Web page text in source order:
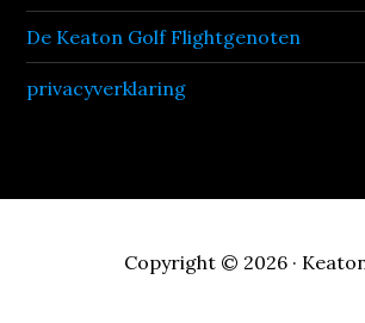
De Keaton Golf Flightgenoten
privacyverklaring
Copyright © 2026 ·